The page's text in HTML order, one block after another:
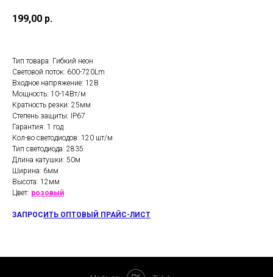
199,00 р.
Тип товара: Гибкий неон
Световой поток: 600-720Lm
Входное напряжение: 12В
Мощность: 10-14Вт/м
Кратность резки: 25мм
Степень защиты: IP67
Гарантия: 1 год
Кол-во светодиодов: 120 шт/м
Тип светодиода: 2835
Длина катушки: 50м
Ширина: 6мм
Высота: 12мм
Цвет: розовый
ЗАПРОС ИТЬ ОПТОВЫЙ ПРАЙС-ЛИСТ